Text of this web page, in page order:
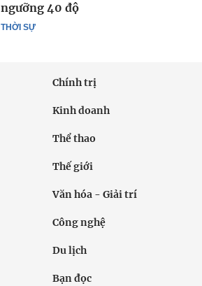
THỜI SỰ
ngưỡng 40 độ
Chính trị
Kinh doanh
Thể thao
Thế giới
Văn hóa - Giải trí
Công nghệ
Du lịch
Bạn đọc